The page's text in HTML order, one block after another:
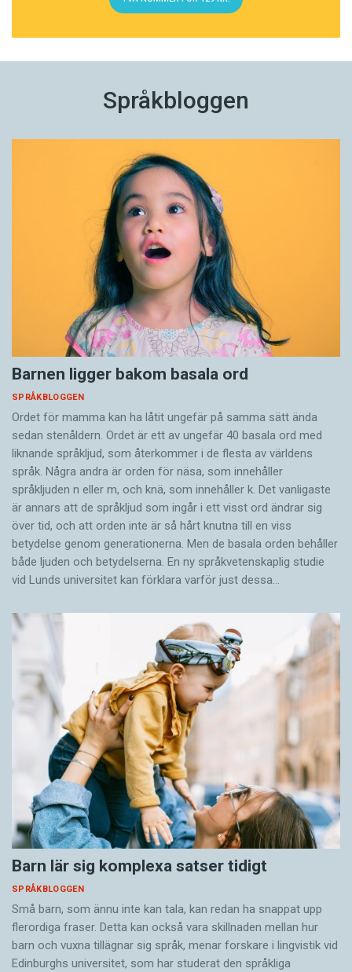
Språkbloggen
Barnen ligger bakom basala ord
SPRÅKBLOGGEN
Ordet för mamma kan ha låtit ungefär på samma sätt ända
sedan stenåldern. Ordet är ett av ungefär 40 basala ord med
liknande språkljud, som återkommer i de flesta av världens
språk. Några andra är orden för näsa, som innehåller
språkljuden n eller m, och knä, som innehåller k. Det vanligaste
är annars att de språkljud som ingår i ett visst ord ändrar sig
över tid, och att orden inte är så hårt knutna till en viss
betydelse genom generationerna. Men de basala orden behåller
både ljuden och betydelserna. En ny språkvetenskaplig studie
vid Lunds universitet kan förklara varför just dessa…
Barn lär sig komplexa satser tidigt
SPRÅKBLOGGEN
Små barn, som ännu inte kan tala, kan redan ha snappat upp
flerordiga fraser. Detta kan också vara skillnaden mellan hur
barn och vuxna tillägnar sig språk, menar forskare i lingvistik vid
Edinburghs universitet, som har studerat den språkliga